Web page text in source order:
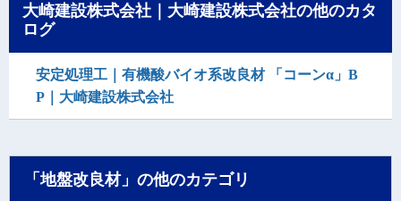
大崎建設株式会社｜大崎建設株式会社の他のカタ
ログ
安定処理工｜有機酸バイオ系改良材 「コーンα」B
P｜大崎建設株式会社
「地盤改良材」の他のカテゴリ